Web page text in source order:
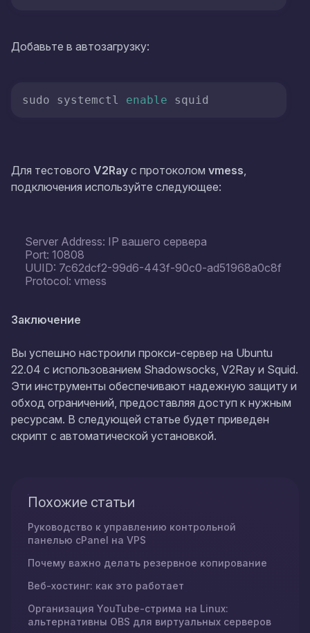
Добавьте в автозагрузку:
sudo systemctl enable squid
Для тестового V2Ray с протоколом vmess,
подключения используйте следующее:
Server Address: IP вашего сервера
Port: 10808
UUID: 7c62dcf2-99d6-443f-90c0-ad51968a0c8f
Protocol: vmess
Заключение
Вы успешно настроили прокси-сервер на Ubuntu
22.04 с использованием Shadowsocks, V2Ray и Squid.
Эти инструменты обеспечивают надежную защиту и
обход ограничений, предоставляя доступ к нужным
ресурсам. В следующей статье будет приведен
скрипт с автоматической установкой.
Похожие статьи
Руководство к управлению контрольной
панелью cPanel на VPS
Почему важно делать резервное копирование
Веб-хостинг: как это работает
Организация YouTube-стрима на Linux:
альтернативны OBS для виртуальных серверов